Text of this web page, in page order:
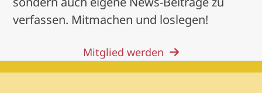
verfassen. Mitmachen und loslegen!
Mitglied werden